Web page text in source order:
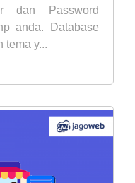
dan Password
anda. Database
tema y...